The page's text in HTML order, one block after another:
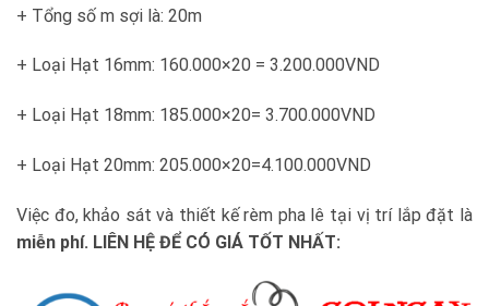
+ Tổng số m sợi là: 20m
+ Loại Hạt 16mm: 160.000×20 = 3.200.000VND
+ Loại Hạt 18mm: 185.000×20= 3.700.000VND
+ Loại Hạt 20mm: 205.000×20=4.100.000VND
Việc đo, khảo sát và thiết kế rèm pha lê tại vị trí lắp đặt là
miễn phí. LIÊN HỆ ĐỂ CÓ GIÁ TỐT NHẤT: